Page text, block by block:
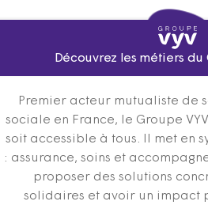
Découvrez les métiers du
Premier acteur mutualiste de
sociale en France, le Groupe
soit accessible à tous. Il met en
: assurance, soins et
proposer des solutions
solidaires et avoir un impact